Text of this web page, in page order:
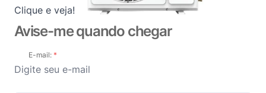
Clique e veja!
Avise-me quando chegar
E-mail: